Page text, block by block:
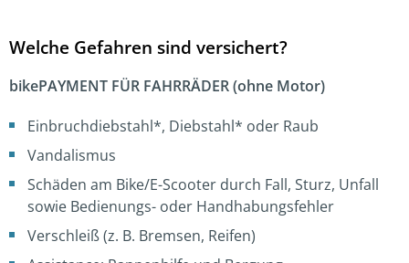
Welche Gefahren sind versichert?
bikePAYMENT FÜR FAHRRÄDER (ohne Motor)
Einbruchdiebstahl*, Diebstahl* oder Raub
Vandalismus
Schäden am Bike/E-Scooter durch Fall, Sturz, Unfall
sowie Bedienungs- oder Handhabungsfehler
Verschleiß (z. B. Bremsen, Reifen)